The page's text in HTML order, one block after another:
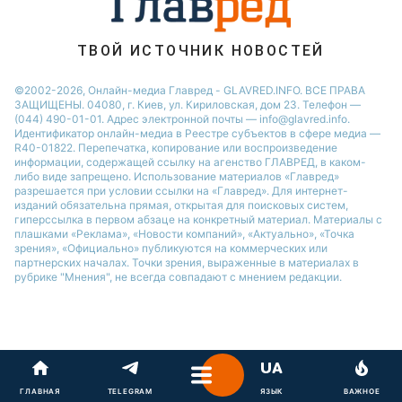
ТВОЙ ИСТОЧНИК НОВОСТЕЙ
©2002-2026, Онлайн-медиа Главред - GLAVRED.INFO. ВСЕ ПРАВА
ЗАЩИЩЕНЫ. 04080, г. Киев, ул. Кириловская, дом 23. Телефон —
(044) 490-01-01. Адрес электронной почты — info@glavred.info.
Идентификатор онлайн-медиа в Реестре cубъектов в сфере медиа —
R40-01822. Перепечатка, копирование или воспроизведение
информации, содержащей ссылку на агенство ГЛАВРЕД, в каком-
либо виде запрещено. Использование материалов «Главред»
разрешается при условии ссылки на «Главред». Для интернет-
изданий обязательна прямая, открытая для поисковых систем,
гиперссылка в первом абзаце на конкретный материал. Материалы с
плашками «Реклама», «Новости компаний», «Актуально», «Точка
зрения», «Официально» публикуются на коммерческих или
партнерских началах. Точки зрения, выраженные в материалах в
рубрике "Мнения", не всегда совпадают с мнением редакции.
ГЛАВНАЯ TELEGRAM ЯЗЫК ВАЖНОЕ